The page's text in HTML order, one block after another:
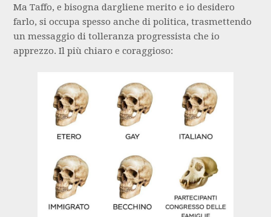
Ma Taffo, e bisogna dargliene merito e io desidero
farlo, si occupa spesso anche di politica, trasmettendo
un messaggio di tolleranza progressista che io
apprezzo. Il più chiaro e coraggioso: